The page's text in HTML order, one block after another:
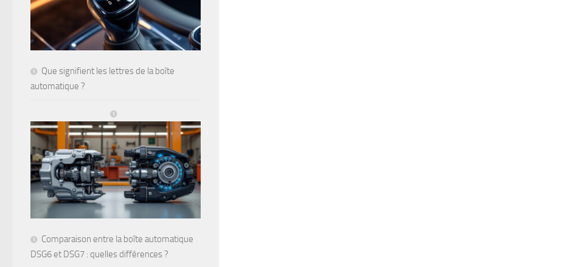
Que signifient les lettres de la boîte
automatique ?
Comparaison entre la boîte automatique
DSG6 et DSG7 : quelles différences ?